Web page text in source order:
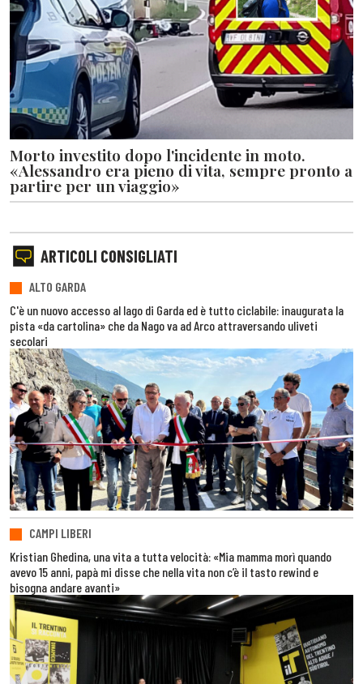
Morto investito dopo l'incidente in moto.
«Alessandro era pieno di vita, sempre pronto a
partire per un viaggio»
ARTICOLI CONSIGLIATI
ALTO GARDA
C'è un nuovo accesso al lago di Garda ed è tutto ciclabile: inaugurata la
pista «da cartolina» che da Nago va ad Arco attraversando uliveti
secolari
CAMPI LIBERI
Kristian Ghedina, una vita a tutta velocità: «Mia mamma morì quando
avevo 15 anni, papà mi disse che nella vita non c’è il tasto rewind e
bisogna andare avanti»